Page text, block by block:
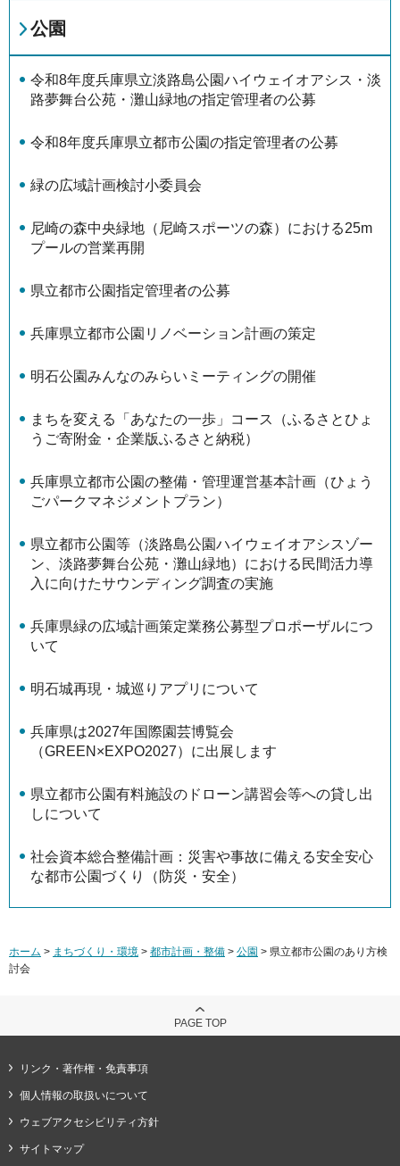
公園
令和8年度兵庫県立淡路島公園ハイウェイオアシス・淡
路夢舞台公苑・灘山緑地の指定管理者の公募
令和8年度兵庫県立都市公園の指定管理者の公募
緑の広域計画検討小委員会
尼崎の森中央緑地（尼崎スポーツの森）における25m
プールの営業再開
県立都市公園指定管理者の公募
兵庫県立都市公園リノベーション計画の策定
明石公園みんなのみらいミーティングの開催
まちを変える「あなたの一歩」コース（ふるさとひょ
うご寄附金・企業版ふるさと納税）
兵庫県立都市公園の整備・管理運営基本計画（ひょう
ごパークマネジメントプラン）
県立都市公園等（淡路島公園ハイウェイオアシスゾー
ン、淡路夢舞台公苑・灘山緑地）における民間活力導
入に向けたサウンディング調査の実施
兵庫県緑の広域計画策定業務公募型プロポーザルにつ
いて
明石城再現・城巡りアプリについて
兵庫県は2027年国際園芸博覧会
（GREEN×EXPO2027）に出展します
県立都市公園有料施設のドローン講習会等への貸し出
しについて
社会資本総合整備計画：災害や事故に備える安全安心
な都市公園づくり（防災・安全）
ホーム > まちづくり・環境 > 都市計画・整備 > 公園 > 県立都市公園のあり方検
討会
PAGE TOP
リンク・著作権・免責事項
個人情報の取扱いについて
ウェブアクセシビリティ方針
サイトマップ